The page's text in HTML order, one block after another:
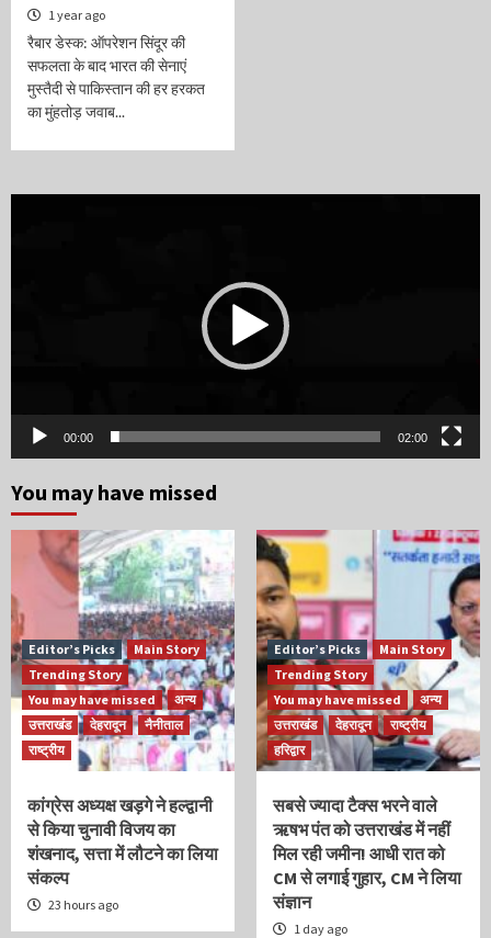
1 year ago
रैबार डेस्क: ऑपरेशन सिंदूर की
सफलता के बाद भारत की सेनाएं
मुस्तैदी से पाकिस्तान की हर हरकत
का मुंहतोड़ जवाब...
00:00 02:00
You may have missed
Editor’s Picks
Main Story
Trending Story
You may have missed
अन्य
उत्तराखंड
देहरादून
नैनीताल
राष्ट्रीय
कांग्रेस अध्यक्ष खड़गे ने हल्द्वानी
से किया चुनावी विजय का
शंखनाद, सत्ता में लौटने का लिया
संकल्प
23 hours ago
Editor’s Picks
Main Story
Trending Story
You may have missed
अन्य
उत्तराखंड
देहरादून
राष्ट्रीय
हरिद्वार
सबसे ज्यादा टैक्स भरने वाले
ऋषभ पंत को उत्तराखंड में नहीं
मिल रही जमीन! आधी रात को
CM से लगाई गुहार, CM ने लिया
संज्ञान
1 day ago